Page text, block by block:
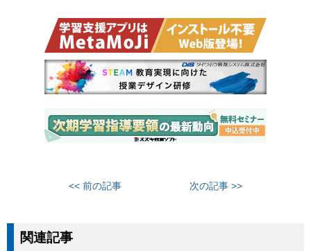
<< 前の記事 次の記事 >>
関連記事